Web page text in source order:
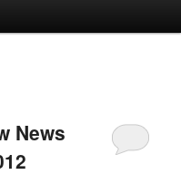
News